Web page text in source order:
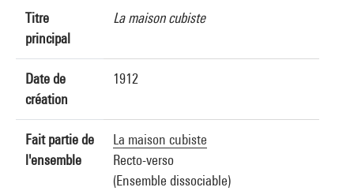
Titre
principal
La maison cubiste
Date de
création
1912
Fait partie de
l'ensemble
La maison cubiste
Recto-verso
(Ensemble dissociable)